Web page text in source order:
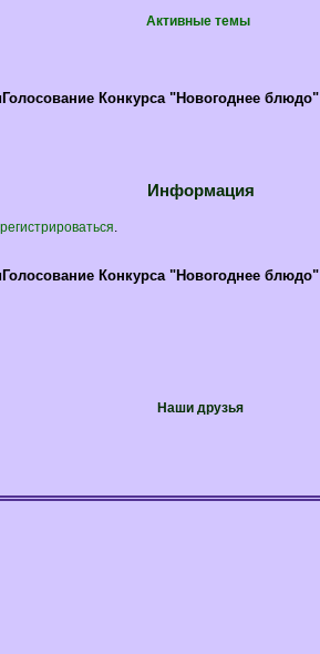
Активные темы
Конкурса "Новогоднее блюдо"
Информация
Конкурса "Новогоднее блюдо"
Наши друзья